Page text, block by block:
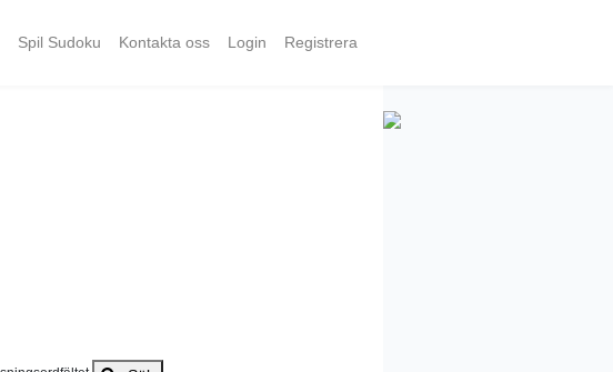
Spil Sudoku Kontakta oss Login Registrera